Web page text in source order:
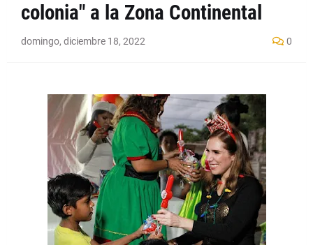
colonia" a la Zona Continental
domingo, diciembre 18, 2022 0